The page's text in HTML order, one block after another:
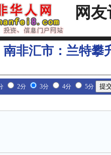
网
南非汇市：兰特攀
2分 3分 4分 5分